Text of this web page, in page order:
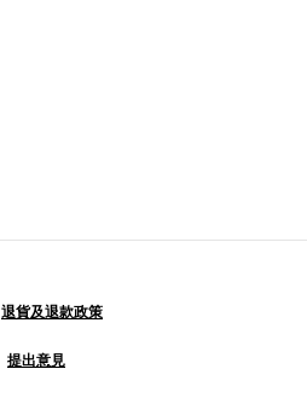
退貨及退款政策
提出意見